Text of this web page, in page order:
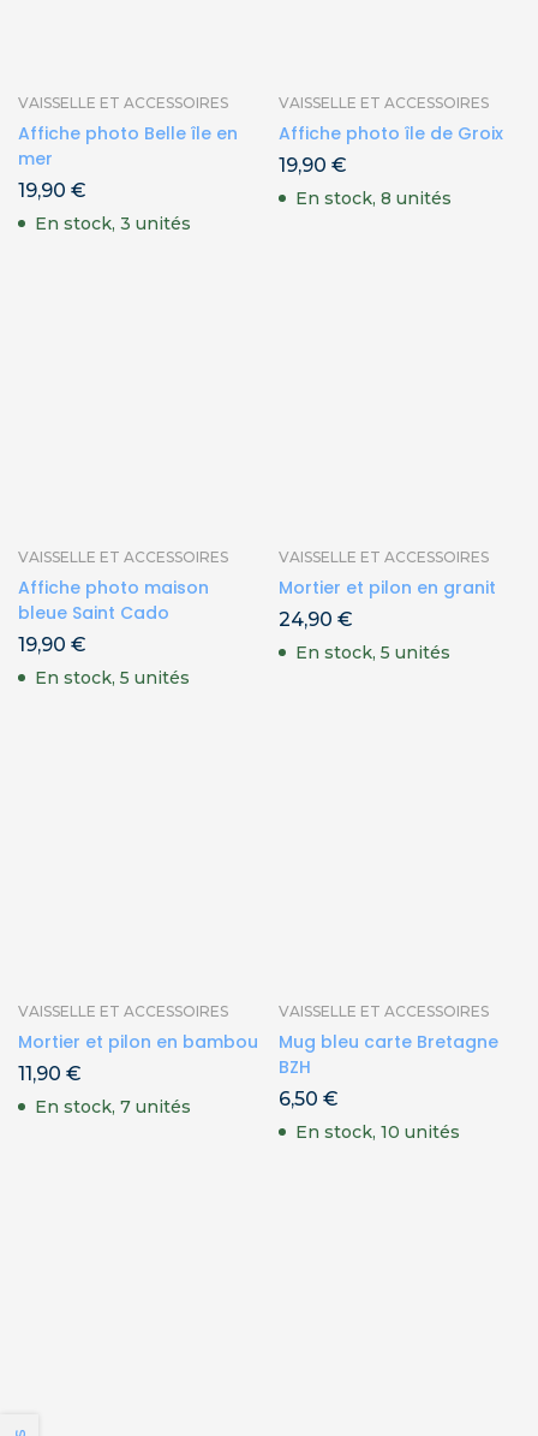
VAISSELLE ET ACCESSOIRES
Affiche photo Belle île en
mer
19,90 €
En stock, 3 unités
VAISSELLE ET ACCESSOIRES
Affiche photo île de Groix
19,90 €
En stock, 8 unités
VAISSELLE ET ACCESSOIRES
Affiche photo maison
bleue Saint Cado
19,90 €
En stock, 5 unités
VAISSELLE ET ACCESSOIRES
Mortier et pilon en granit
24,90 €
En stock, 5 unités
VAISSELLE ET ACCESSOIRES
Mortier et pilon en bambou
11,90 €
En stock, 7 unités
VAISSELLE ET ACCESSOIRES
Mug bleu carte Bretagne
BZH
6,50 €
En stock, 10 unités